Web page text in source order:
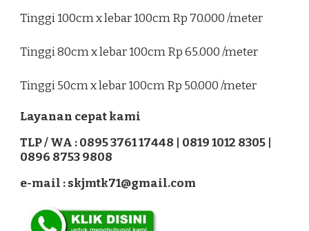
Tinggi 100cm x lebar 100cm Rp 70.000 /meter
Tinggi 80cm x lebar 100cm Rp 65.000 /meter
Tinggi 50cm x lebar 100cm Rp 50.000 /meter
Layanan cepat kami
TLP / WA : 0895 3761 17448 | 0819 1012 8305 |
0896 8753 9808
e-mail : skjmtk71@gmail.com